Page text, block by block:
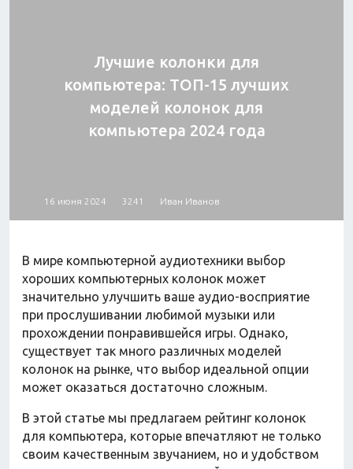
Коляски
Аксессуары
Одежда
Аксессуары
Косметика
Одежда
Товары для ремонта
Лучшие колонки для
компьютера: ТОП-15 лучших
моделей колонок для
компьютера 2024 года
16 июня 2024 3241 Иван Иванов
В мире компьютерной аудиотехники выбор
хороших компьютерных колонок может
значительно улучшить ваше аудио-восприятие
при прослушивании любимой музыки или
прохождении понравившейся игры. Однако,
существует так много различных моделей
колонок на рынке, что выбор идеальной опции
может оказаться достаточно сложным.
В этой статье мы предлагаем рейтинг колонок
для компьютера, которые впечатляют не только
своим качественным звучанием, но и удобством